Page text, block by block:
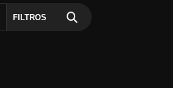
FILTROS